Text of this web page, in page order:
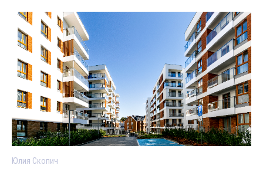
Юлия Скопич